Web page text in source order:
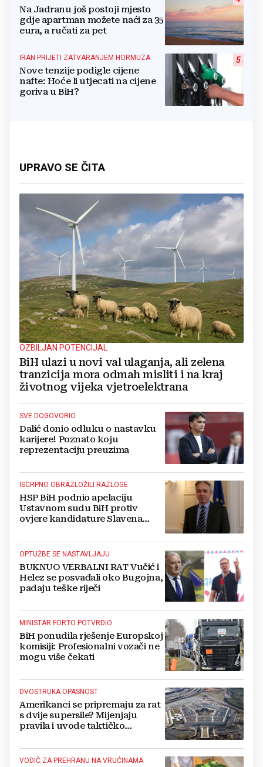
Na Jadranu još postoji mjesto
gdje apartman možete naći za 35
eura, a ručati za pet
5
IRAN PRIJETI ZATVARANJEM HORMUZA
Nove tenzije podigle cijene
nafte: Hoće li utjecati na cijene
goriva u BiH?
UPRAVO SE ČITA
OZBILJAN POTENCIJAL
BiH ulazi u novi val ulaganja, ali zelena
tranzicija mora odmah misliti i na kraj
životnog vijeka vjetroelektrana
SVE DOGOVORIO
Dalić donio odluku o nastavku
karijere! Poznato koju
reprezentaciju preuzima
ISCRPNO OBRAZLOŽILI RAZLOGE
HSP BiH podnio apelaciju
Ustavnom sudu BiH protiv
ovjere kandidature Slavena
OPTUŽBE SE NASTAVLJAJU
BUKNUO VERBALNI RAT Vučić i
Helez se posvađali oko Bugojna,
padaju teške riječi
MINISTAR FORTO POTVRDIO
BiH ponudila rješenje Europskoj
komisiji: Profesionalni vozači ne
mogu više čekati
DVOSTRUKA OPASNOST
Amerikanci se pripremaju za rat
s dvije supersile? Mijenjaju
pravila i uvode taktičko
VODIČ ZA PREHRANU NA VRUĆINAMA